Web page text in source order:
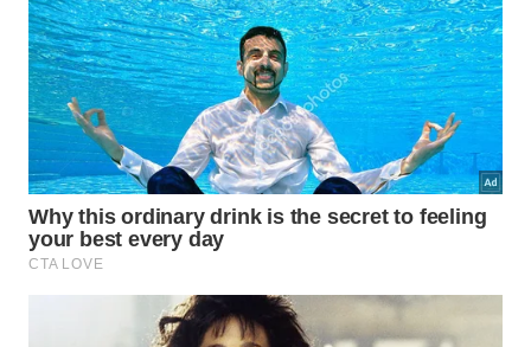
Quais são as vantagens do uso de
óleos aromáticos?
A aplicação de extratos botânicos no ambiente
promove uma sensação maravilhosa de paz e
tranquilidade. O uso correto dessas substâncias
vegetais ajuda a acalmar os pensamentos agitados,